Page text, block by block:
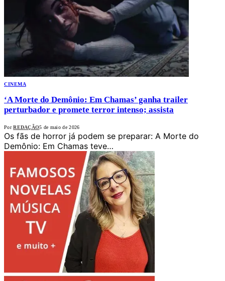
CINEMA
‘A Morte do Demônio: Em Chamas’ ganha trailer
perturbador e promete terror intenso; assista
Por REDAÇÃO5 de maio de 2026
Os fãs de horror já podem se preparar: A Morte do
Demônio: Em Chamas teve…